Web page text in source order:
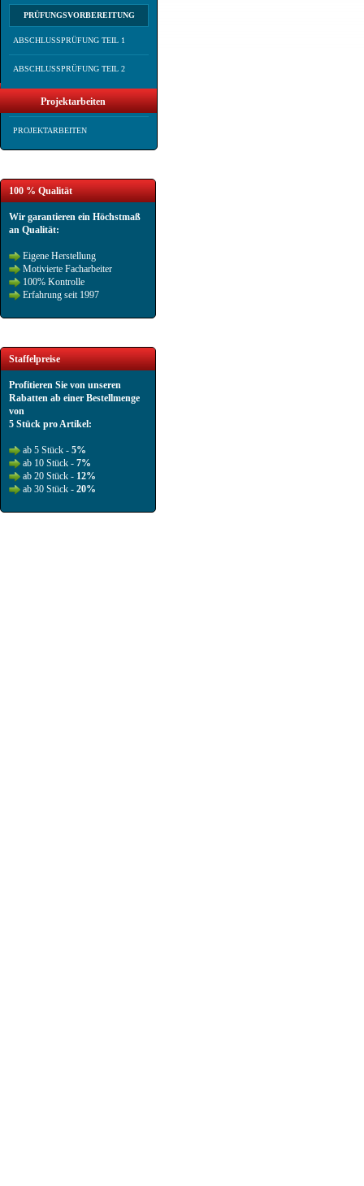
PRÜFUNGSVORBEREITUNG
ABSCHLUSSPRÜFUNG TEIL 1
ABSCHLUSSPRÜFUNG TEIL 2
Projektarbeiten
PROJEKTARBEITEN
100 % Qualität
Wir garantieren ein Höchstmaß
an Qualität:
Eigene Herstellung
Motivierte Facharbeiter
100% Kontrolle
Erfahrung seit 1997
Staffelpreise
Profitieren Sie von unseren
Rabatten ab einer Bestellmenge
von
5 Stück pro Artikel:
ab 5 Stück - 5%
ab 10 Stück - 7%
ab 20 Stück - 12%
ab 30 Stück - 20%